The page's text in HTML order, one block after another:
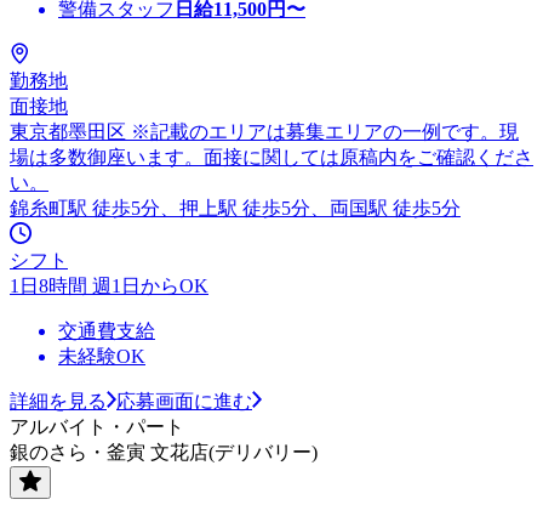
警備スタッフ 日給11,500円〜
勤務地
面接地
東京都墨田区 ※記載のエリアは募集エリアの一例です。現
場は多数御座います。面接に関しては原稿内をご確認くださ
い。
錦糸町駅 徒歩5分、押上駅 徒歩5分、両国駅 徒歩5分
シフト
1日8時間 週1日からOK
交通費支給
未経験OK
詳細を見る
応募画面に進む
アルバイト・パート
銀のさら・釜寅 文花店(デリバリー)